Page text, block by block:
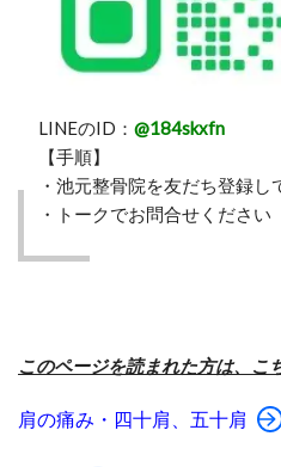
LINEのID： @184skxfn
【手順】
・池元整骨院を友だち登録し
・トークでお問合せください
このページを読まれた方は、こ
肩の痛み・四十肩、五十肩